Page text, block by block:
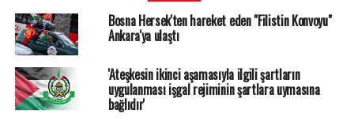
Bosna Hersek'ten hareket eden "Filistin Konvoyu"
Ankara'ya ulaştı
'Ateşkesin ikinci aşamasıyla ilgili şartların
uygulanması işgal rejiminin şartlara uymasına
bağlıdır'